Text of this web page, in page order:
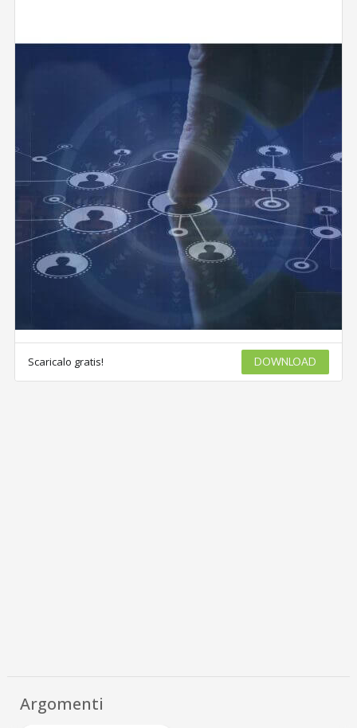
Scaricalo gratis! DOWNLOAD
Argomenti